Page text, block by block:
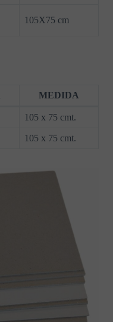
105X75 cm
MEDIDA
105 x 75 cmt.
105 x 75 cmt.